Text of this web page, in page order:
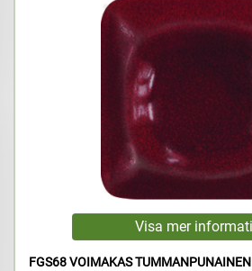
FGS68 VOIMAKAS TUMMANPUNAINEN